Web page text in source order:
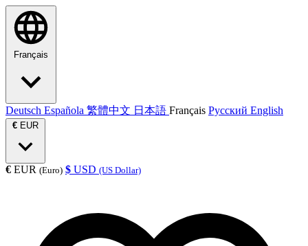
Français
Deutsch Española 繁體中文 日本語 Français Русский English
€ EUR
€ EUR (Euro) $ USD (US Dollar)